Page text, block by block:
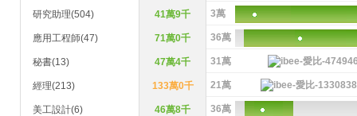
研究助理(504) 41萬9千 3萬
應用工程師(47) 71萬0千 36萬
秘書(13) 47萬4千 31萬
經理(213) 133萬0千 21萬
美工設計(6) 46萬8千 36萬